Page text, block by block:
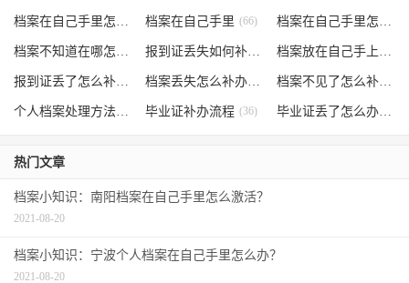
档案在自己手里怎么办 (85)
档案在自己手里 (66) 档案在自己手里怎么处理
档案不知道在哪怎么办 (62) 报到证丢失如何补办 (54) 档案放在自己手上
(52) 档案丢失怎么补办 档案不见了怎么补办
毕业证补办流程 (36) 毕业证丢了怎么办
热门文章
档案小知识：南阳档案在自己手里怎么激活？
2021-08-20
档案小知识：宁波个人档案在自己手里怎么办？
2021-08-20